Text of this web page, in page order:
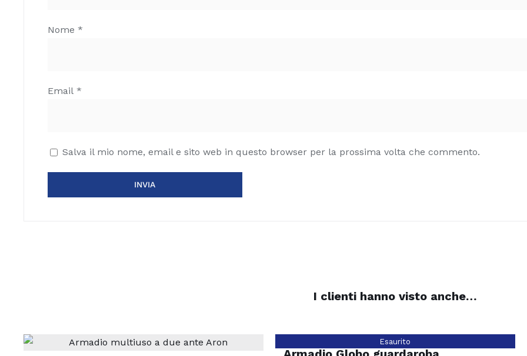
Nome *
Email *
Salva il mio nome, email e sito web in questo browser per la prossima volta che commento.
I clienti hanno visto anche…
Esaurito